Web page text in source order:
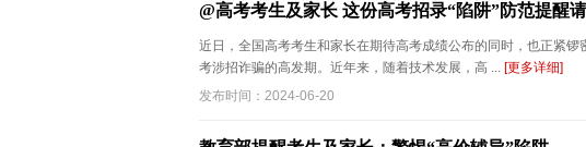
@高考考生及家长 这份高考招录“陷阱”防范提醒请
近日，全国高考考生和家长在期待高考成绩公布的同时，也正紧
考涉招诈骗的高发期。近年来，随着技术发展，高 ... [更多详细]
发布时间：2024-06-20